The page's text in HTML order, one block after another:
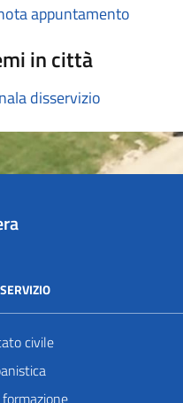
appuntamento
in città
disservizio
civile